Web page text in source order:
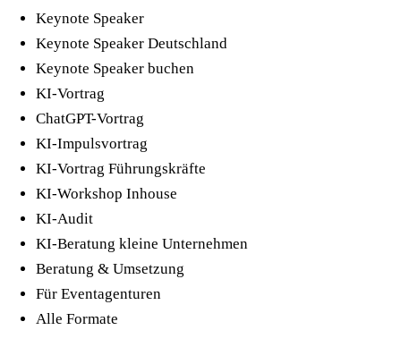
Keynote Speaker
Keynote Speaker Deutschland
Keynote Speaker buchen
KI-Vortrag
ChatGPT-Vortrag
KI-Impulsvortrag
KI-Vortrag Führungskräfte
KI-Workshop Inhouse
KI-Audit
KI-Beratung kleine Unternehmen
Beratung & Umsetzung
Für Eventagenturen
Alle Formate